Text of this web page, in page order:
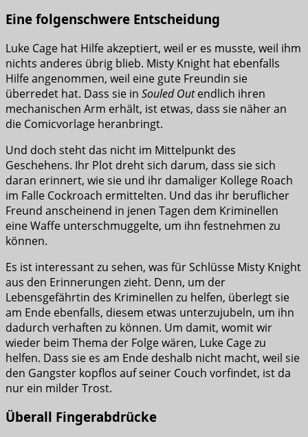
Eine folgenschwere Entscheidung
Luke Cage hat Hilfe akzeptiert, weil er es musste, weil ihm
nichts anderes übrig blieb. Misty Knight hat ebenfalls
Hilfe angenommen, weil eine gute Freundin sie
überredet hat. Dass sie in Souled Outendlich ihren
mechanischen Arm erhält, ist etwas, dass sie näher an
die Comicvorlage heranbringt.
Und doch steht das nicht im Mittelpunkt des
Geschehens. Ihr Plot dreht sich darum, dass sie sich
daran erinnert, wie sie und ihr damaliger Kollege Roach
im Falle Cockroach ermittelten. Und das ihr beruflicher
Freund anscheinend in jenen Tagen dem Kriminellen
eine Waffe unterschmuggelte, um ihn festnehmen zu
können.
Es ist interessant zu sehen, was für Schlüsse Misty Knight
aus den Erinnerungen zieht. Denn, um der
Lebensgefährtin des Kriminellen zu helfen, überlegt sie
am Ende ebenfalls, diesem etwas unterzujubeln, um ihn
dadurch verhaften zu können. Um damit, womit wir
wieder beim Thema der Folge wären, Luke Cage zu
helfen. Dass sie es am Ende deshalb nicht macht, weil sie
den Gangster kopflos auf seiner Couch vorfindet, ist da
nur ein milder Trost.
Überall Fingerabdrücke